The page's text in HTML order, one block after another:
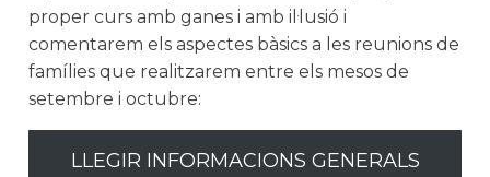
proper curs amb ganes i amb il·lusió i
comentarem els aspectes bàsics a les reunions de
famílies que realitzarem entre els mesos de
setembre i octubre:
LLEGIR INFORMACIONS GENERALS